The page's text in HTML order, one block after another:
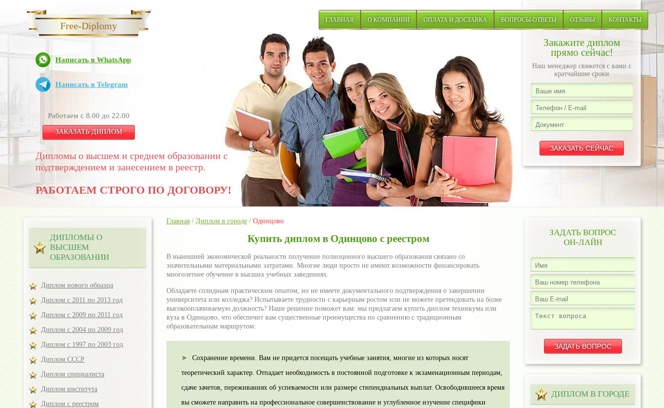
Free-Diplomy
Написать в WhatsApp
Написать в Telegram
Работаем с 8.00 до 22.00
ЗАКАЗАТЬ ДИПЛОМ
Дипломы о высшем и среднем образовании с
подтверждением и занесением в реестр.
РАБОТАЕМ СТРОГО ПО ДОГОВОРУ!
ГЛАВНАЯ О КОМПАНИИ ОПЛАТА И ДОСТАВКА ВОПРОСЫ-ОТВЕТЫ ОТЗЫВЫ КОНТАКТЫ
Закажите диплом
прямо сейчас!
Наш менеджер свяжется с вами с
кратчайшие сроки
Главная / Диплом в городе / Одинцово
Купить диплом в Одинцово с реестром
В нынешней экономической реальности получение полноценного высшего образования связано со
значительными материальными затратами. Многие люди просто не имеют возможности финансировать
многолетнее обучение в высших учебных заведениях.
Обладаете солидным практическим опытом, но не имеете документального подтверждения о завершении
университета или колледжа? Испытываете трудности с карьерным ростом или не можете претендовать на более
высокооплачиваемую должность? Наше решение поможет вам: мы предлагаем купить диплом техникума или
вуза в Одинцово, что обеспечит вам существенные преимущества по сравнению с традиционным
образовательным маршрутом:
Сохранение времени. Вам не придется посещать учебные занятия, многие из которых носят
теоретический характер. Отпадает необходимость в постоянной подготовке к экзаменационным периодам,
сдаче зачетов, переживаниях об успеваемости или размере стипендиальных выплат. Освободившееся время
вы сможете направить на профессиональное совершенствование и углубленное изучение специфики
ДИПЛОМЫ О
ВЫСШЕМ
ОБРАЗОВАНИИ
Диплом нового образца
Диплом с 2011 по 2013 год
Диплом с 2009 по 2011 год
Диплом с 2004 по 2009 год
Диплом с 1997 по 2003 год
Диплом СССР
Диплом специалиста
Диплом института
Диплом с реестром
ЗАДАТЬ ВОПРОС
ОН-ЛАЙН
ДИПЛОМ В ГОРОДЕ